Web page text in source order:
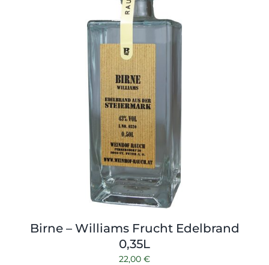
Birne – Williams Frucht Edelbrand
0,35L
22,00 €